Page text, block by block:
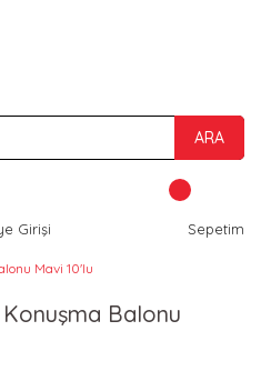
ARA
Girişi Sepetim
Balonu